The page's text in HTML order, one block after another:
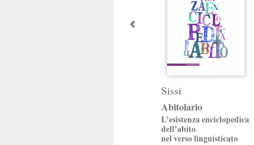
Sissi
Abitolario
L’esistenza enciclopedica
dell’abito
nel verso linguisticato